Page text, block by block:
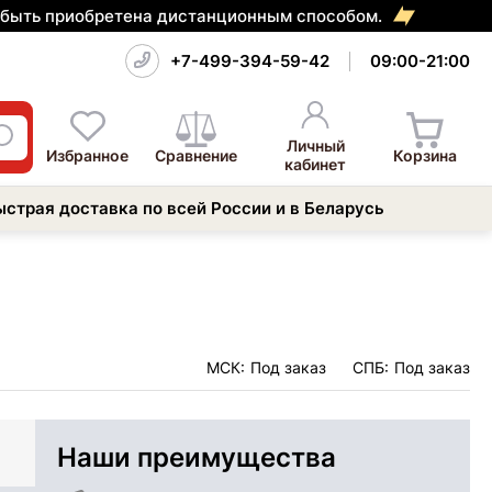
приобретена дистанционным способом.
+7-499-394-59-42 09:00-21:00
Избранное Сравнение
Личный
кабинет
Корзина
доставка по всей России и в Беларусь
МСК: Под заказ СПБ: Под заказ
Наши преимущества